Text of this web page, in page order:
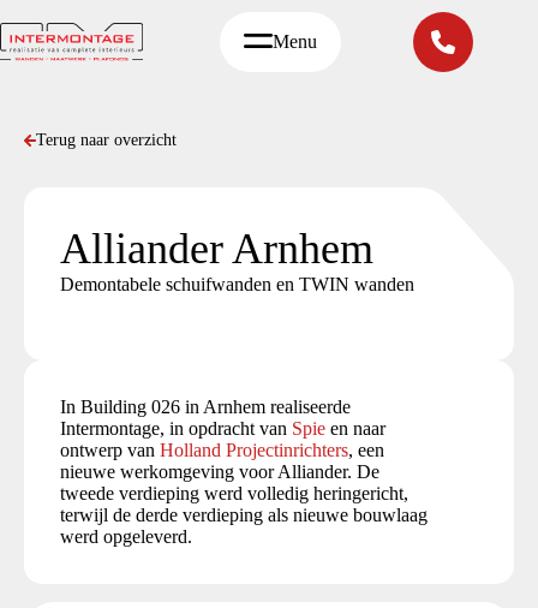
naar
de
Menu
Terug naar overzicht
Alliander Arnhem
Demontabele schuifwanden en TWIN wanden
In Building 026 in Arnhem realiseerde
Intermontage, in opdracht van Spie en naar
ontwerp van Holland Projectinrichters, een
nieuwe werkomgeving voor Alliander. De
tweede verdieping werd volledig heringericht,
terwijl de derde verdieping als nieuwe bouwlaag
werd opgeleverd.